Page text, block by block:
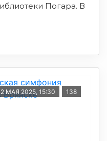
Погара. В
2 МАЯ 2025, 15:30 138